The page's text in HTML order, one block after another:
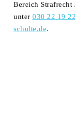
Bereich Strafrecht
unter 030 22 19
schulte.de.